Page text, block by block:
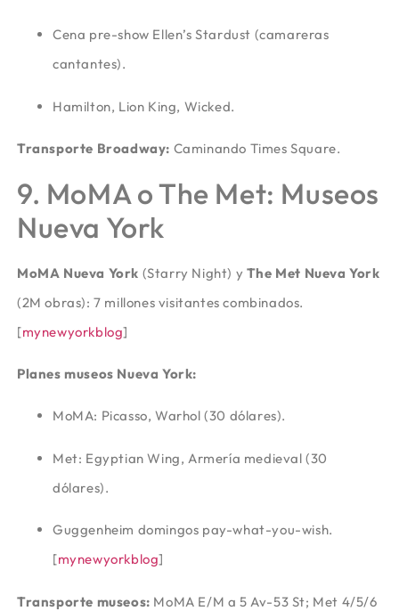
Cena pre-show Ellen’s Stardust (camareras
cantantes).
Hamilton, Lion King, Wicked.
Transporte Broadway: Caminando Times Square.
9. MoMA o The Met: Museos
Nueva York
MoMA Nueva York (Starry Night) y The Met Nueva York
(2M obras): 7 millones visitantes combinados.
[mynewyorkblog]​
Planes museos Nueva York:
MoMA: Picasso, Warhol (30 dólares).
Met: Egyptian Wing, Armería medieval (30
dólares).
Guggenheim domingos pay-what-you-wish.
[mynewyorkblog]​
Transporte museos: MoMA E/M a 5 Av-53 St; Met 4/5/6